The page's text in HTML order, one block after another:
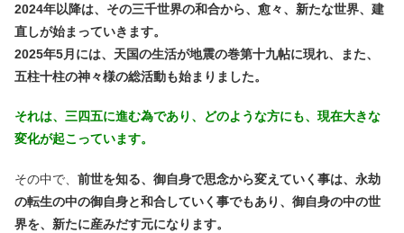
2024年以降は、その三千世界の和合から、愈々、新たな世界、建
直しが始まっていきます。
2025年5月には、天国の生活が地震の巻第十九帖に現れ、また、
五柱十柱の神々様の総活動も始まりました。
それは、三四五に進む為であり、どのような方にも、現在大きな
変化が起こっています。
その中で、 前世を知る、御自身で思念から変えていく事は、永劫
の転生の中の御自身と和合していく事でもあり、御自身の中の世
界を、新たに産みだす元になります。